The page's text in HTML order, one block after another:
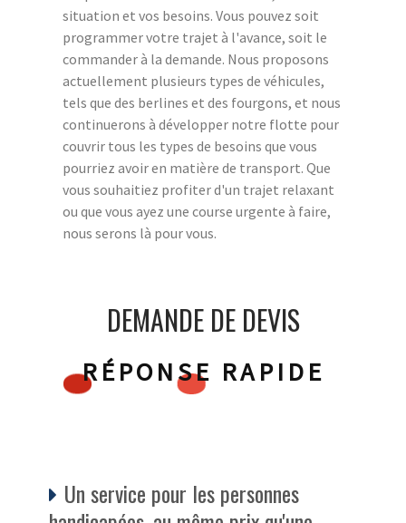
situation et vos besoins. Vous pouvez soit
programmer votre trajet à l'avance, soit le
commander à la demande. Nous proposons
actuellement plusieurs types de véhicules,
tels que des berlines et des fourgons, et nous
continuerons à développer notre flotte pour
couvrir tous les types de besoins que vous
pourriez avoir en matière de transport. Que
vous souhaitiez profiter d'un trajet relaxant
ou que vous ayez une course urgente à faire,
nous serons là pour vous.
DEMANDE DE DEVIS
RÉPONSE RAPIDE
Un service pour les personnes